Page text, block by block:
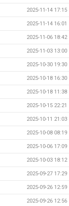
2025-11-14 17:15
2025-11-14 16:01
2025-11-06 18:42
2025-11-03 13:00
2025-10-30 19:30
2025-10-18 16:30
2025-10-18 11:38
2025-10-15 22:21
2025-10-11 21:03
2025-10-08 08:19
2025-10-06 17:09
2025-10-03 18:12
2025-09-27 17:29
2025-09-26 12:59
2025-09-26 12:56